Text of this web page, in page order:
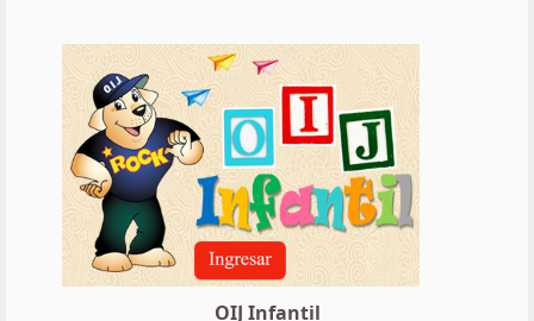
OIJ Infantil